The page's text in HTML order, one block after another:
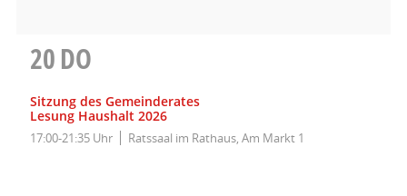
20DO
Sitzung des Gemeinderates
Lesung Haushalt 2026
17:00-21:35 Uhr Ratssaal im Rathaus, Am Markt 1